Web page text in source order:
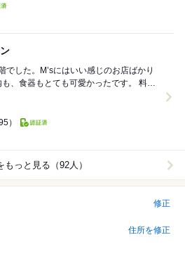
でした。M’sにはいい感じのお店ばかり
）
もっと見る（92人）
修正
住所を修正